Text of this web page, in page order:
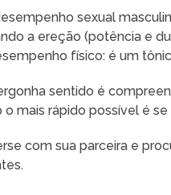
sexual
a ereção (potência e
físico: é um
sentido é
mais rápido possível é se
com sua parceira e